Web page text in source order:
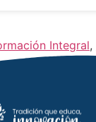
Integral,